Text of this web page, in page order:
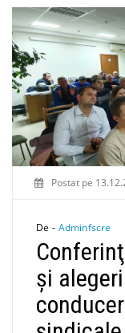
Postat pe
De - Adminfscre
şi